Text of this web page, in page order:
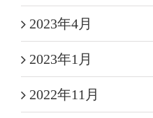
2023年4月
2023年1月
2022年11月